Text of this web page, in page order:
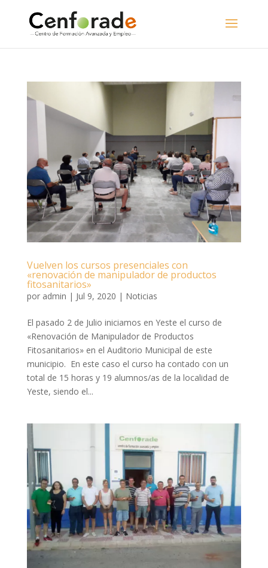
Vuelven los cursos presenciales con
«renovación de manipulador de productos
fitosanitarios»
por admin | Jul 9, 2020 | Noticias
El pasado 2 de Julio iniciamos en Yeste el curso de
«Renovación de Manipulador de Productos
Fitosanitarios» en el Auditorio Municipal de este
municipio. En este caso el curso ha contado con un
total de 15 horas y 19 alumnos/as de la localidad de
Yeste, siendo el...